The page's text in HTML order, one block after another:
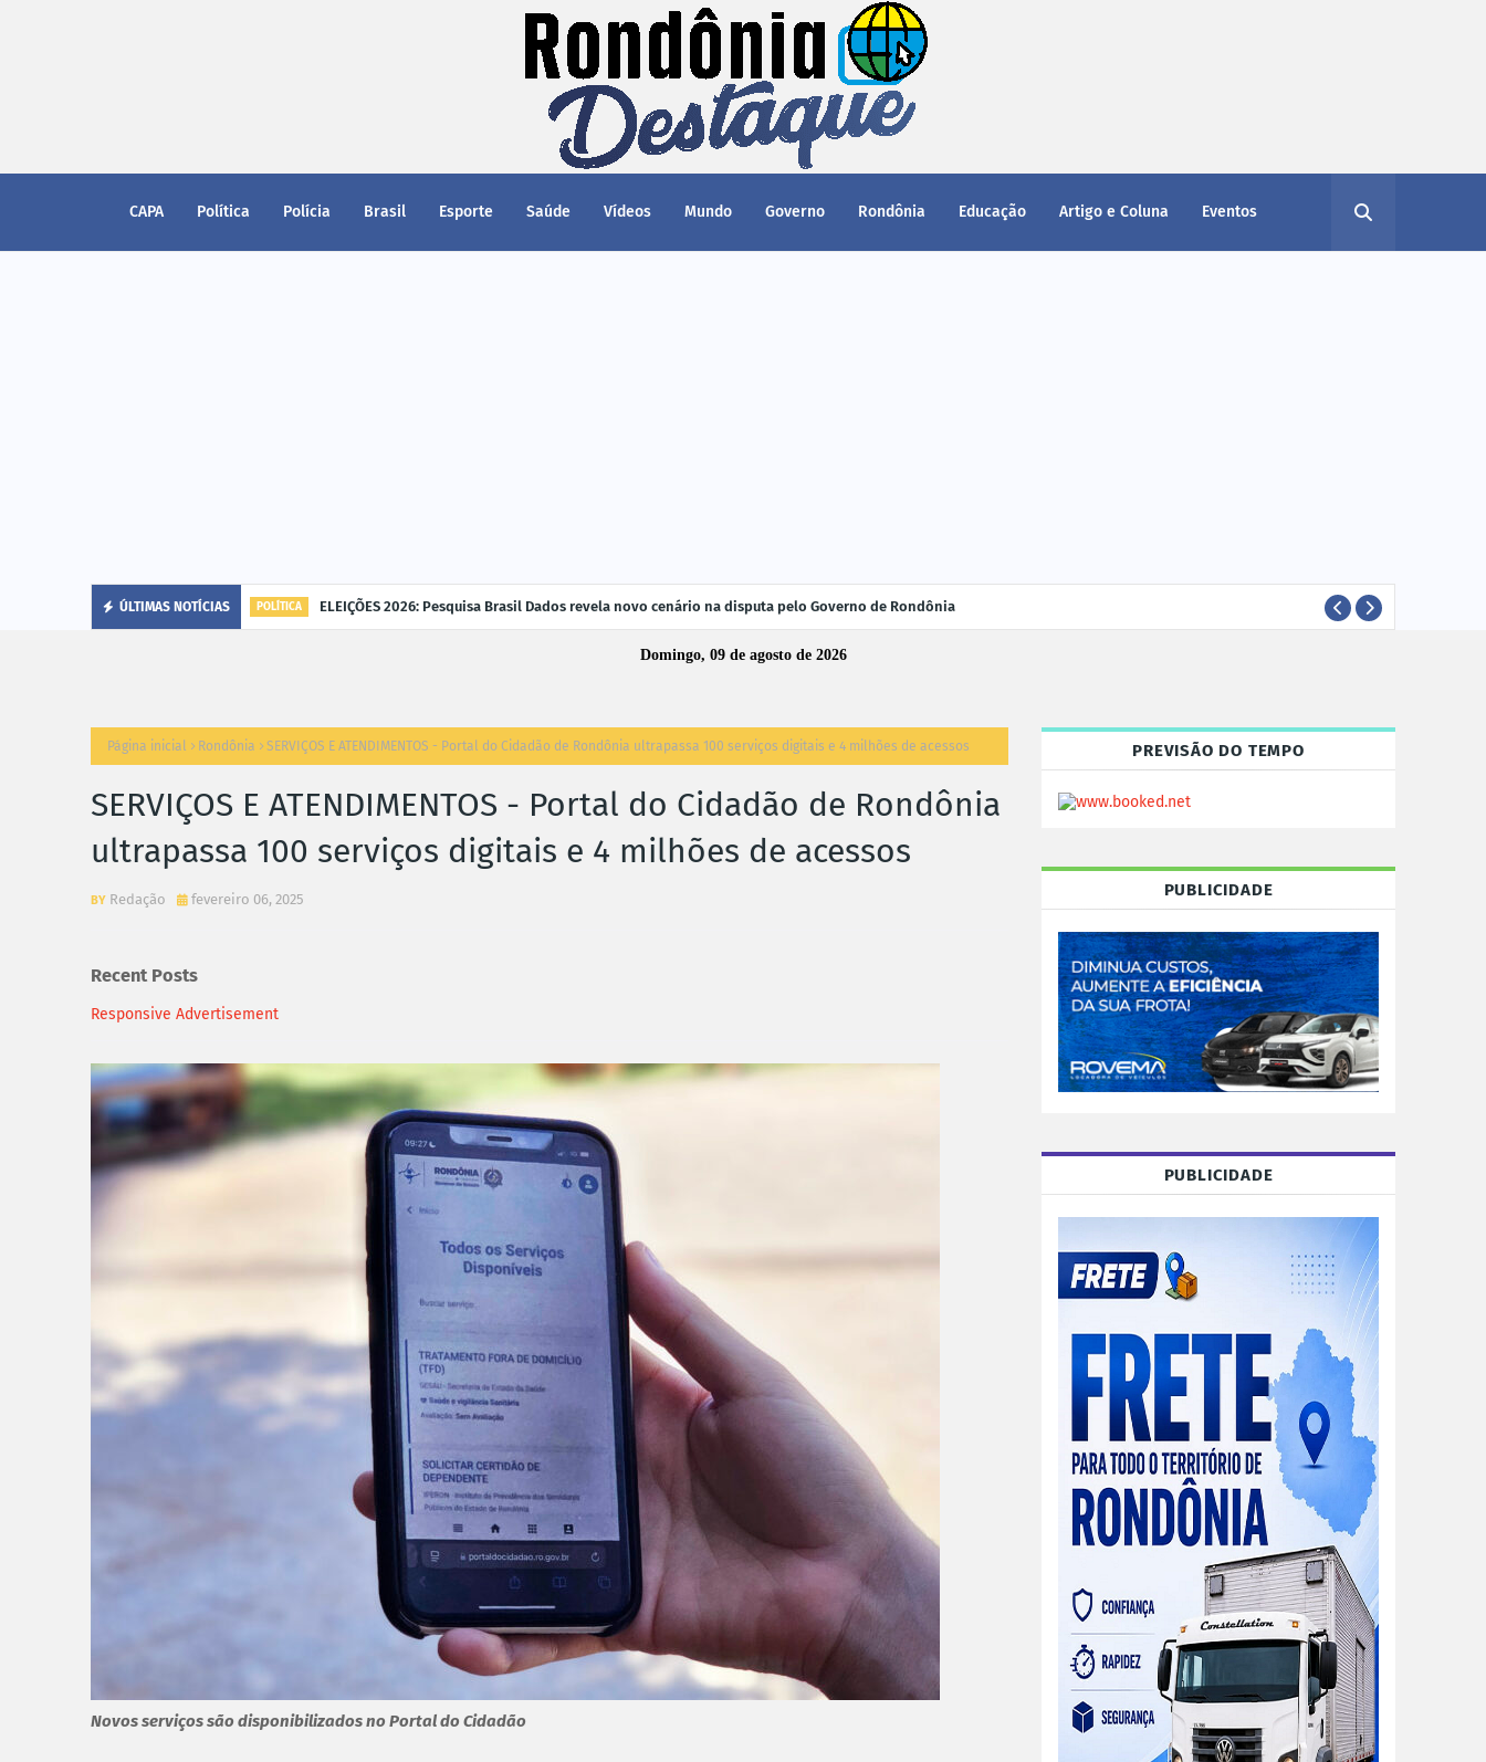
CAPA Política Polícia Brasil Esporte Saúde Vídeos Mundo Governo Rondônia Educação Artigo e Coluna Eventos
ÚLTIMAS NOTÍCIAS POLÍTICA ELEIÇÕES 2026: Pesquisa Brasil Dados revela novo cenário na disputa pelo Governo de Rondônia
Domingo, 09 de agosto de 2026
Página inicial Rondônia SERVIÇOS E ATENDIMENTOS - Portal do Cidadão de Rondônia ultrapassa 100 serviços digitais e 4 milhões de acessos
SERVIÇOS E ATENDIMENTOS - Portal do Cidadão de Rondônia
ultrapassa 100 serviços digitais e 4 milhões de acessos
Redação fevereiro 06, 2025
Recent Posts
Responsive Advertisement
Novos serviços são disponibilizados no Portal do Cidadão
PREVISÃO DO TEMPO
PUBLICIDADE
PUBLICIDADE